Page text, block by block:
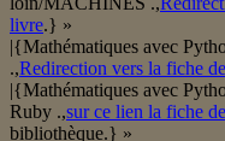
livre.} »
|{Mathématiques avec
.,Redirection vers la fiche
|{Mathématiques avec
Ruby .,sur ce lien la fiche
bibliothèque.} »